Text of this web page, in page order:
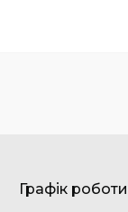
Графік роботи